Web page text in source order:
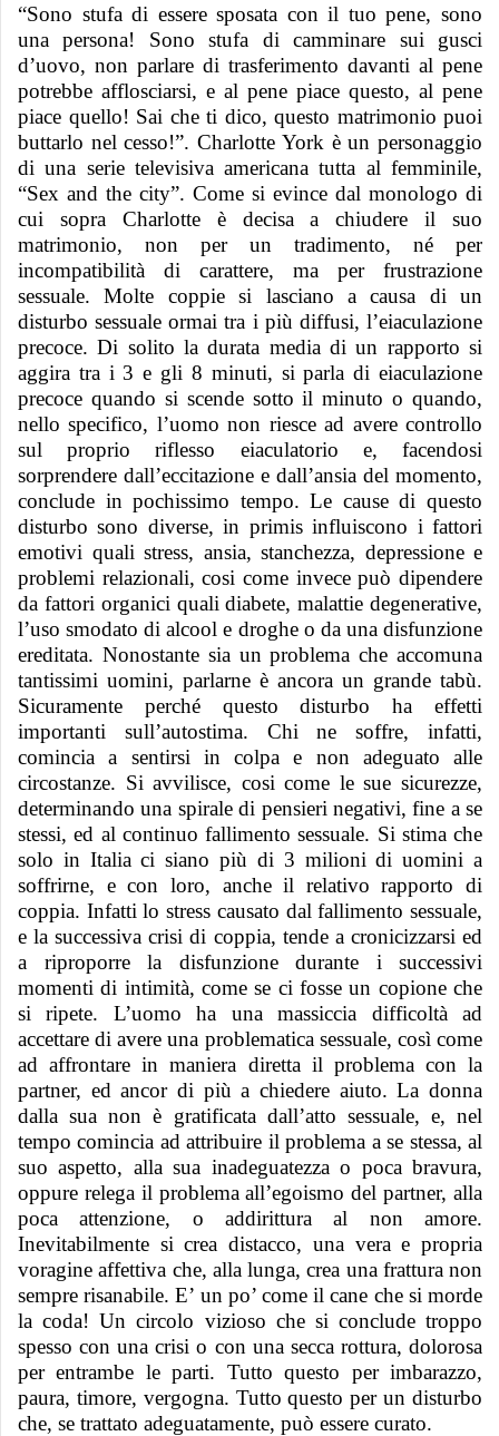
“Sono stufa di essere sposata con il tuo pene, sono
una persona! Sono stufa di camminare sui gusci
d’uovo, non parlare di trasferimento davanti al pene
potrebbe afflosciarsi, e al pene piace questo, al pene
piace quello! Sai che ti dico, questo matrimonio puoi
buttarlo nel cesso!”. Charlotte York è un personaggio
di una serie televisiva americana tutta al femminile,
“Sex and the city”. Come si evince dal monologo di
cui sopra Charlotte è decisa a chiudere il suo
matrimonio, non per un tradimento, né per
incompatibilità di carattere, ma per frustrazione
sessuale. Molte coppie si lasciano a causa di un
disturbo sessuale ormai tra i più diffusi, l’eiaculazione
precoce. Di solito la durata media di un rapporto si
aggira tra i 3 e gli 8 minuti, si parla di eiaculazione
precoce quando si scende sotto il minuto o quando,
nello specifico, l’uomo non riesce ad avere controllo
sul proprio riflesso eiaculatorio e, facendosi
sorprendere dall’eccitazione e dall’ansia del momento,
conclude in pochissimo tempo. Le cause di questo
disturbo sono diverse, in primis influiscono i fattori
emotivi quali stress, ansia, stanchezza, depressione e
problemi relazionali, cosi come invece può dipendere
da fattori organici quali diabete, malattie degenerative,
l’uso smodato di alcool e droghe o da una disfunzione
ereditata. Nonostante sia un problema che accomuna
tantissimi uomini, parlarne è ancora un grande tabù.
Sicuramente perché questo disturbo ha effetti
importanti sull’autostima. Chi ne soffre, infatti,
comincia a sentirsi in colpa e non adeguato alle
circostanze. Si avvilisce, cosi come le sue sicurezze,
determinando una spirale di pensieri negativi, fine a se
stessi, ed al continuo fallimento sessuale. Si stima che
solo in Italia ci siano più di 3 milioni di uomini a
soffrirne, e con loro, anche il relativo rapporto di
coppia. Infatti lo stress causato dal fallimento sessuale,
e la successiva crisi di coppia, tende a cronicizzarsi ed
a riproporre la disfunzione durante i successivi
momenti di intimità, come se ci fosse un copione che
si ripete. L’uomo ha una massiccia difficoltà ad
accettare di avere una problematica sessuale, così come
ad affrontare in maniera diretta il problema con la
partner, ed ancor di più a chiedere aiuto. La donna
dalla sua non è gratificata dall’atto sessuale, e, nel
tempo comincia ad attribuire il problema a se stessa, al
suo aspetto, alla sua inadeguatezza o poca bravura,
oppure relega il problema all’egoismo del partner, alla
poca attenzione, o addirittura al non amore.
Inevitabilmente si crea distacco, una vera e propria
voragine affettiva che, alla lunga, crea una frattura non
sempre risanabile. E’ un po’ come il cane che si morde
la coda! Un circolo vizioso che si conclude troppo
spesso con una crisi o con una secca rottura, dolorosa
per entrambe le parti. Tutto questo per imbarazzo,
paura, timore, vergogna. Tutto questo per un disturbo
che, se trattato adeguatamente, può essere curato.